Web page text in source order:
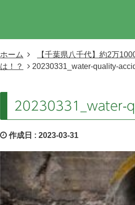
ホーム
【千葉県八千代】約2万
は！？
20230331_water-quality-
20230331_water-
作成日 : 2023-03-31